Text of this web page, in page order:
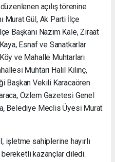
açılış törenine
Murat Gül, Ak Parti İlçe
Başkanı Nazım Kale, Ziraat
Esnaf ve Sanatkarlar
ve Mahalle Muhtarları
Muhtarı Halil Kılınç,
Başkan Vekili Karacaören
Özlem Gazetesi Genel
Belediye Meclis Üyesi Murat
işletme sahiplerine hayırlı
kazançlar diledi.